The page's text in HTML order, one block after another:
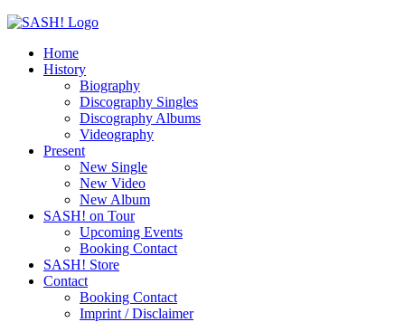
Home
History
Biography
Discography Singles
Discography Albums
Videography
Present
New Single
New Video
New Album
SASH! on Tour
Upcoming Events
Booking Contact
SASH! Store
Contact
Booking Contact
Imprint / Disclaimer